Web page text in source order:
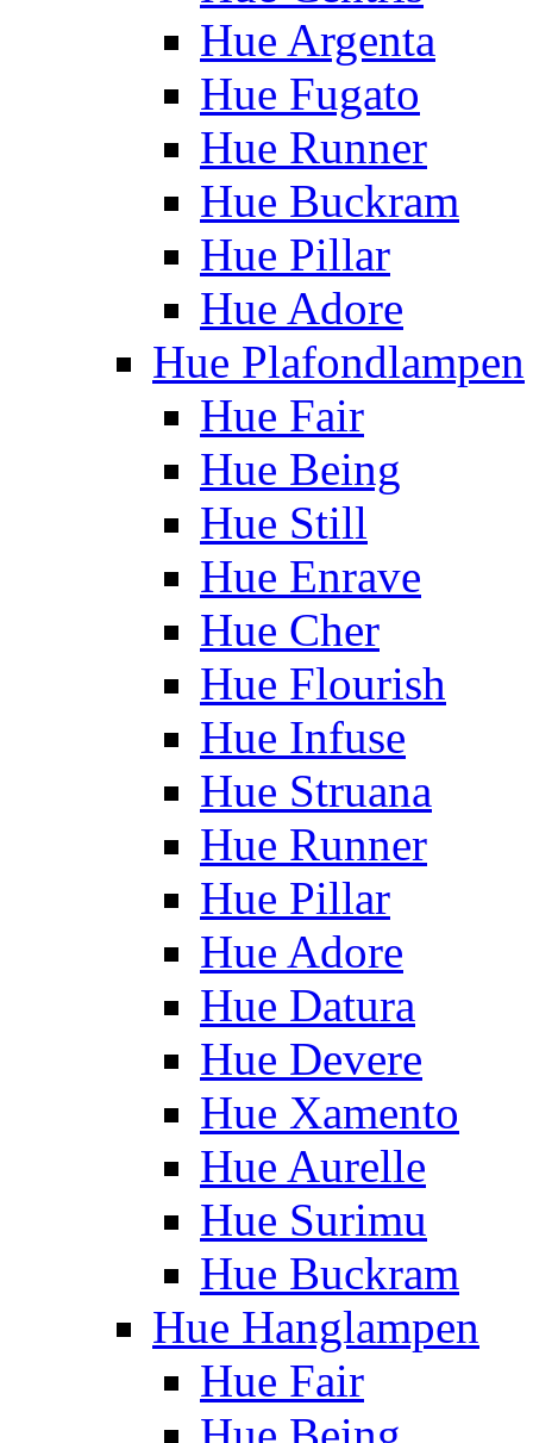
Hue Argenta
Hue Fugato
Hue Runner
Hue Buckram
Hue Pillar
Hue Adore
Hue Plafondlampen
Hue Fair
Hue Being
Hue Still
Hue Enrave
Hue Cher
Hue Flourish
Hue Infuse
Hue Struana
Hue Runner
Hue Pillar
Hue Adore
Hue Datura
Hue Devere
Hue Xamento
Hue Aurelle
Hue Surimu
Hue Buckram
Hue Hanglampen
Hue Fair